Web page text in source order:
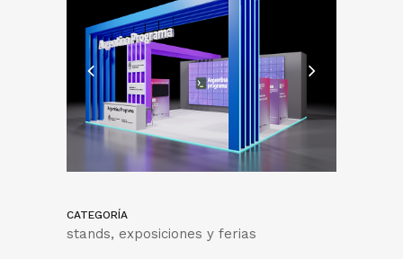
CATEGORÍA
stands, exposiciones y ferias